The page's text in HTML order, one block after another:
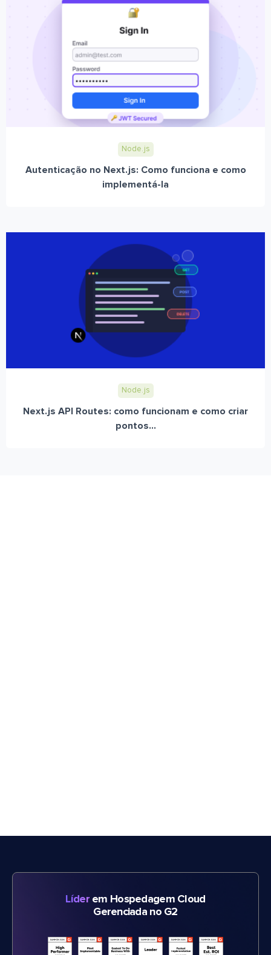
Node.js
Autenticação no Next.js: Como funciona e como
implementá-la
Node.js
Next.js API Routes: como funcionam e como criar
pontos...
Líderem Hospedagem Cloud
Gerenciada no G2